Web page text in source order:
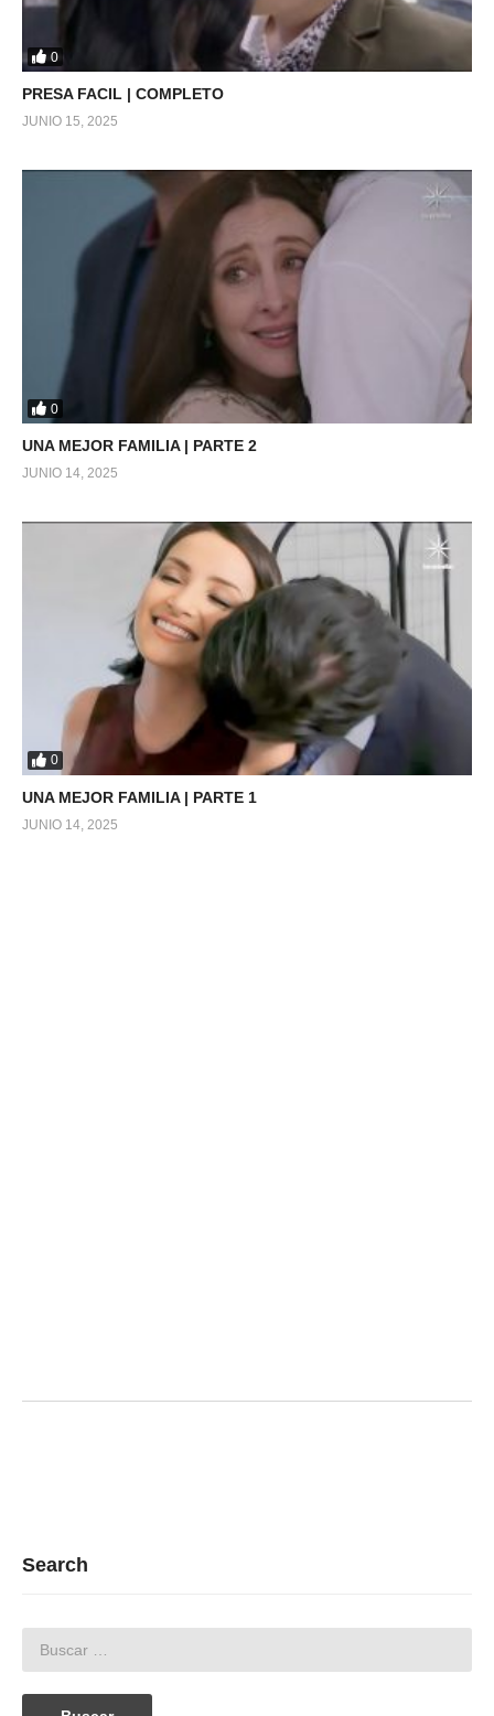
0
PRESA FACIL | COMPLETO
JUNIO 15, 2025
0
UNA MEJOR FAMILIA | PARTE 2
JUNIO 14, 2025
0
UNA MEJOR FAMILIA | PARTE 1
JUNIO 14, 2025
Search